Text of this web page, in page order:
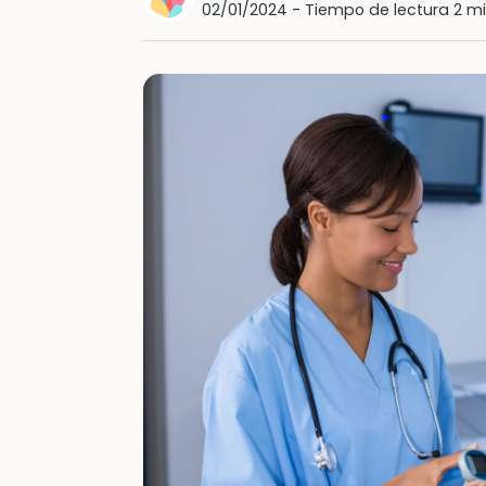
02/01/2024 - Tiempo de lectura 2